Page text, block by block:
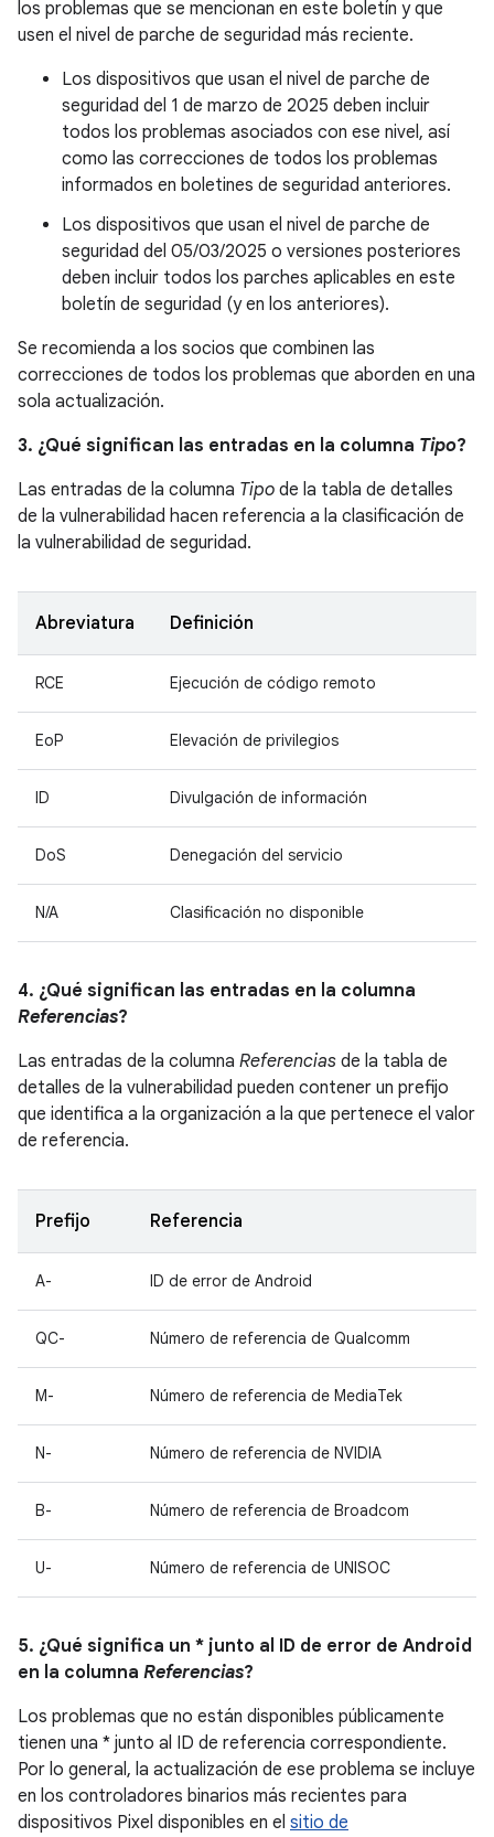
los problemas que se mencionan en este boletín y que
usen el nivel de parche de seguridad más reciente.
Los dispositivos que usan el nivel de parche de
seguridad del 1 de marzo de 2025 deben incluir
todos los problemas asociados con ese nivel, así
como las correcciones de todos los problemas
informados en boletines de seguridad anteriores.
Los dispositivos que usan el nivel de parche de
seguridad del 05/03/2025 o versiones posteriores
deben incluir todos los parches aplicables en este
boletín de seguridad (y en los anteriores).
Se recomienda a los socios que combinen las
correcciones de todos los problemas que aborden en una
sola actualización.
3. ¿Qué significan las entradas en la columna Tipo?
Las entradas de la columna Tipo de la tabla de detalles
de la vulnerabilidad hacen referencia a la clasificación de
la vulnerabilidad de seguridad.
Abreviatura Definición
RCE Ejecución de código remoto
EoP Elevación de privilegios
ID Divulgación de información
DoS Denegación del servicio
N/A Clasificación no disponible
4. ¿Qué significan las entradas en la columna
Referencias?
Las entradas de la columna Referencias de la tabla de
detalles de la vulnerabilidad pueden contener un prefijo
que identifica a la organización a la que pertenece el valor
de referencia.
Prefijo Referencia
A- ID de error de Android
QC- Número de referencia de Qualcomm
M- Número de referencia de MediaTek
N- Número de referencia de NVIDIA
B- Número de referencia de Broadcom
U- Número de referencia de UNISOC
5. ¿Qué significa un * junto al ID de error de Android
en la columna Referencias?
Los problemas que no están disponibles públicamente
tienen una * junto al ID de referencia correspondiente.
Por lo general, la actualización de ese problema se incluye
en los controladores binarios más recientes para
dispositivos Pixel disponibles en el sitio de